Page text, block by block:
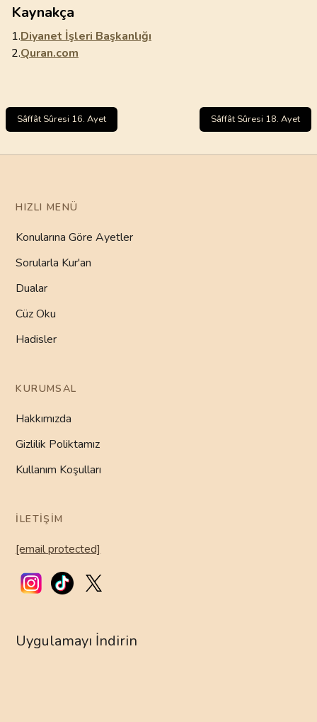
Kaynakça
1.Diyanet İşleri Başkanlığı
2.Quran.com
Sâffât Sûresi 16. Ayet Sâffât Sûresi 18. Ayet
HIZLI MENÜ
Konularına Göre Ayetler
Sorularla Kur'an
Dualar
Cüz Oku
Hadisler
KURUMSAL
Hakkımızda
Gizlilik Poliktamız
Kullanım Koşulları
İLETIŞIM
[email protected]
Uygulamayı İndirin